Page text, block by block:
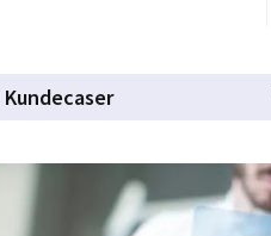
Kundecaser